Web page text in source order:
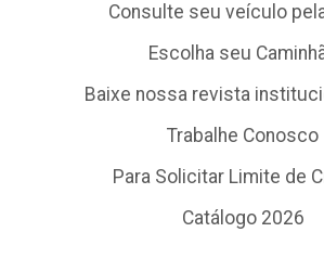
Consulte seu veículo
Escolha seu
Baixe nossa revista
Trabalhe Conosco
Para Solicitar Limite de
Catálogo 2026